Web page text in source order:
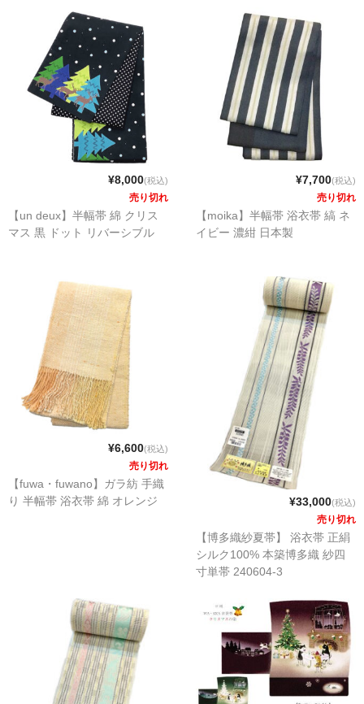
¥8,000(税込)
売り切れ
【un deux】半幅帯 綿 クリス
マス 黒 ドット リバーシブル
¥7,700(税込)
売り切れ
【moika】半幅帯 浴衣帯 縞 ネ
イビー 濃紺 日本製
¥6,600(税込)
売り切れ
【fuwa・fuwano】ガラ紡 手織
り 半幅帯 浴衣帯 綿 オレンジ
¥33,000(税込)
売り切れ
【博多織紗夏帯】 浴衣帯 正絹
シルク100% 本築博多織 紗四
寸単帯 240604-3